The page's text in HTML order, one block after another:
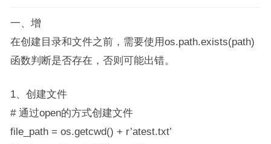
一、增
在创建目录和文件之前，需要使用os.path.exists(path)
函数判断是否存在，否则可能出错。
1、创建文件
# 通过open的方式创建文件
file_path = os.getcwd() + r’atest.txt’